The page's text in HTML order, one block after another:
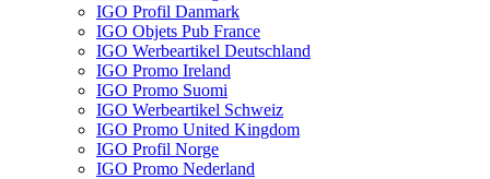
IGO Profil Danmark
IGO Objets Pub France
IGO Werbeartikel Deutschland
IGO Promo Ireland
IGO Promo Suomi
IGO Werbeartikel Schweiz
IGO Promo United Kingdom
IGO Profil Norge
IGO Promo Nederland